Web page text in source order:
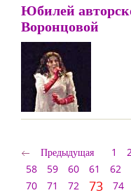
Юбилей
Воронцовой
Предыдущая 1
58
59 60 61 62
70
71 72 73 74